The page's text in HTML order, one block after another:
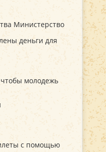
Министерство
деньги для
молодежь
с помощью